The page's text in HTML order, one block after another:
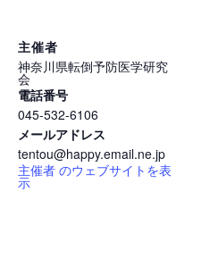
主催者
神奈川県転倒予防医学研究
会
電話番号
045-532-6106
メールアドレス
tentou@happy.email.ne.jp
主催者 のウェブサイトを表
示